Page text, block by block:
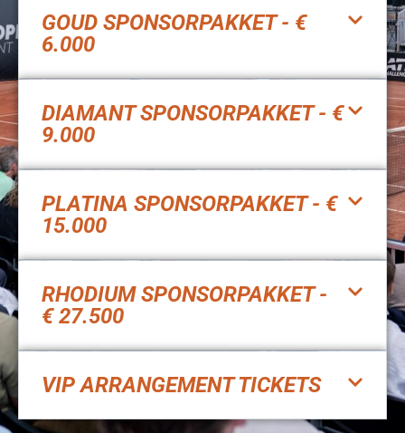
GOUD SPONSORPAKKET - €
6.000
DIAMANT SPONSORPAKKET - €
9.000
PLATINA SPONSORPAKKET - €
15.000
RHODIUM SPONSORPAKKET -
€ 27.500
VIP ARRANGEMENT TICKETS